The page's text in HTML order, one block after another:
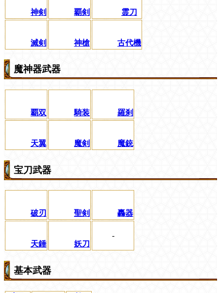
神剣 覇剣 霊刀
滅剣 神槍 古代機
魔神器武器
覇双 騎装 羅刹
天翼 魔剣 魔銃
宝刀武器
破刃 聖剣 轟器
天錘 妖刀
-
基本武器